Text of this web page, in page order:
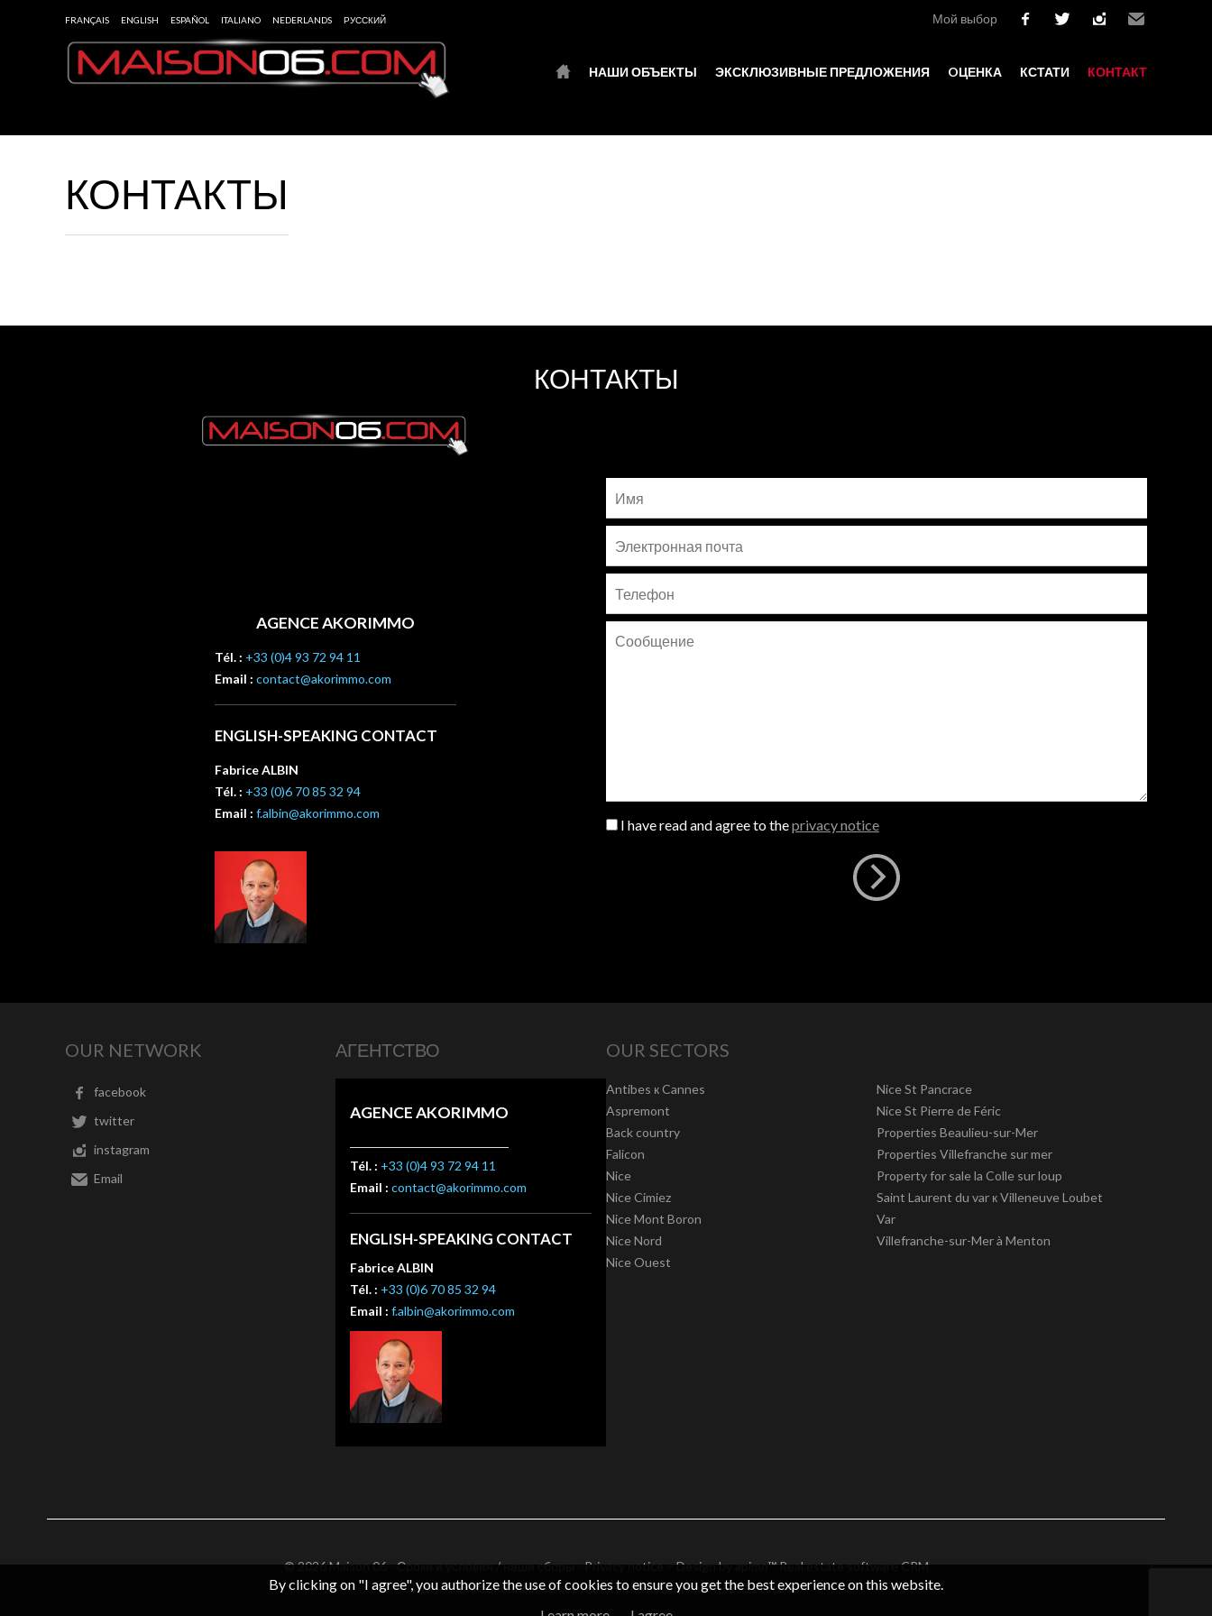
FRANÇAIS ENGLISH ESPAÑOL ITALIANO NEDERLANDS РУССКИЙ Мой выбор
НАШИ ОБЪЕКТЫ ЭКСКЛЮЗИВНЫЕ ПРЕДЛОЖЕНИЯ OЦЕНКА КСТАТИ КОНТАКТ
КОНТАКТЫ
КОНТАКТЫ
AGENCE AKORIMMO
Tél. : +33 (0)4 93 72 94 11
Email : contact@akorimmo.com
ENGLISH-SPEAKING CONTACT
Fabrice ALBIN
Tél. : +33 (0)6 70 85 32 94
Email : f.albin@akorimmo.com
I have read and agree to theprivacy notice
OUR NETWORK
facebook
twitter
instagram
Email
АГЕНТСТВО
AGENCE AKORIMMO
Tél. : +33 (0)4 93 72 94 11
Email : contact@akorimmo.com
ENGLISH-SPEAKING CONTACT
Fabrice ALBIN
Tél. : +33 (0)6 70 85 32 94
Email : f.albin@akorimmo.com
OUR SECTORS
Antibes к Cannes
Aspremont
Back country
Falicon
Nice
Nice Cimiez
Nice Mont Boron
Nice Nord
Nice Ouest
Nice St Pancrace
Nice St Pierre de Féric
Properties Beaulieu-sur-Mer
Properties Villefranche sur mer
Property for sale la Colle sur loup
Saint Laurent du var к Villeneuve Loubet
Var
Villefranche-sur-Mer à Menton
© 2026 Maison 06 -Сроки и условия / наши сборы-Privacy notice– Design byapimo™ Real estate software CRM
Идентификационный номер налогоплательщика: FR62511186363
By clicking on "I agree", you authorize the use of cookies to ensure you get the best experience on this website.